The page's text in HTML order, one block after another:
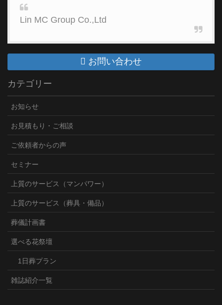
Lin MC Group Co.,Ltd
お問い合わせ
カテゴリー
お知らせ
お見積もり・ご相談
ご依頼者からの声
セミナー
上質のサービス（マンパワー）
上質のサービス（葬具・備品）
葬儀計画書
選べる花祭壇
1日葬プラン
雑誌紹介一覧